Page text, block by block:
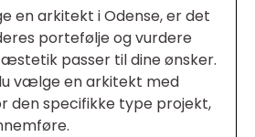
en arkitekt i Odense, er det
portefølje og vurdere
passer til dine ønsker.
vælge en arkitekt med
den specifikke type projekt,